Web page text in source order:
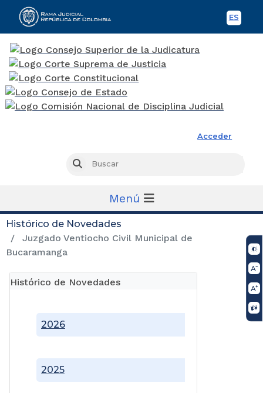
ES
Acceder
Buscar
Menú
Histórico de Novedades
Juzgado Ventiocho Civil Municipal de
Bucaramanga
Histórico de Novedades
2025
2026